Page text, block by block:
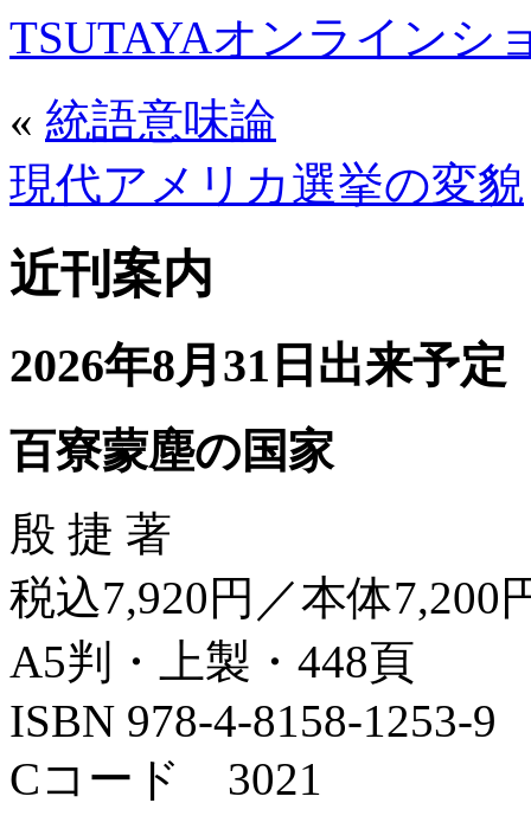
TSUTAYAオンラインシ
« 統語意味論
現代アメリカ選挙の変貌
近刊案内
2026年8月31日出来予定
百寮蒙塵の国家
殷 捷 著
税込7,920円／本体7,200
A5判・上製・448頁
ISBN 978-4-8158-1253-9
Cコード 3021